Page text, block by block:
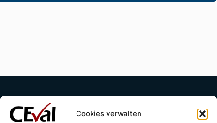
Cookies verwalten